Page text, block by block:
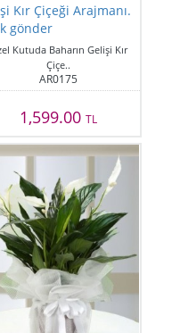
Kutuda Baharın Gelişi Kır
Çiçe..
AR0175
1,599.00 TL